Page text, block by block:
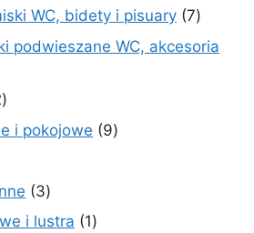
produktów
WC, bidety i pisuary 77
podwieszane WC, akcesoria
12
produktów
i pokojowe 99
33
produkty
i lustra 11